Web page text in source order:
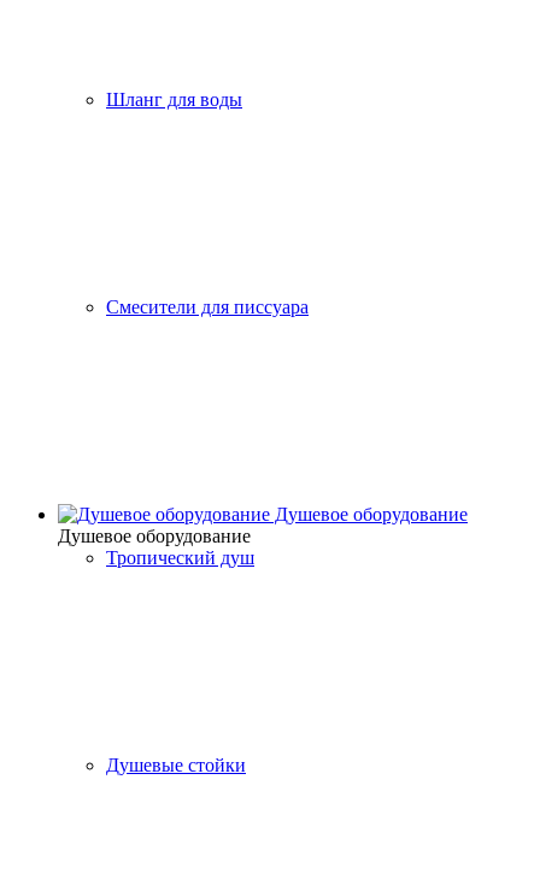
Шланг для воды
Смесители для писсуара
Душевое оборудование
Душевое оборудование
Тропический душ
Душевые стойки